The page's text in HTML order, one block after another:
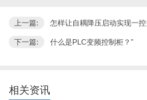
上一篇: 怎样让自耦降压启动实现一
下一篇: 什么是PLC变频控制柜？"
相关资讯